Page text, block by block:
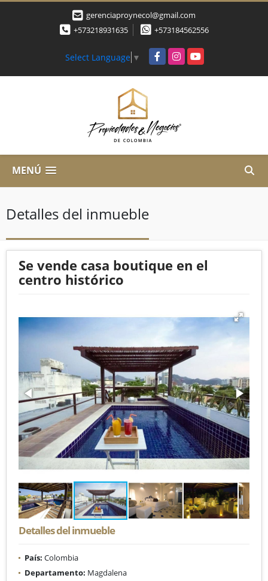
gerenciaproynecol@gmail.com
+573218931635
+573184562556
Select Language ▼ FacebookInstagramYouTube
MENÚ
Detalles del inmueble
Se vende casa boutique en el
centro histórico
Detalles del inmueble
País: Colombia
Departamento: Magdalena